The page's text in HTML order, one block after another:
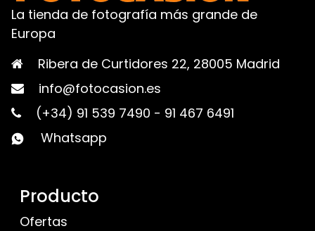
La tienda de fotografía más grande de
Europa
Ribera de Curtidores 22, 28005 Madrid
info@fotocasion.es
(+34) 91 539 7490 - 91 467 6491
Whatsapp
Producto
Ofertas